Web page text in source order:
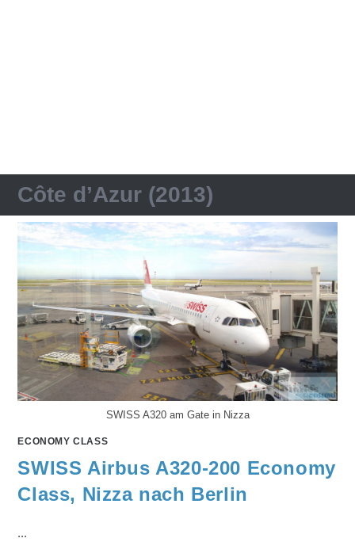
Côte d’Azur (2013)
SWISS A320 am Gate in Nizza
ECONOMY CLASS
SWISS Airbus A320-200 Economy
Class, Nizza nach Berlin
...